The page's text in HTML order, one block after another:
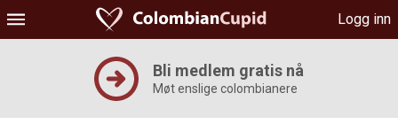
Logg inn
Bli medlem gratis nå
Møt enslige colombianere